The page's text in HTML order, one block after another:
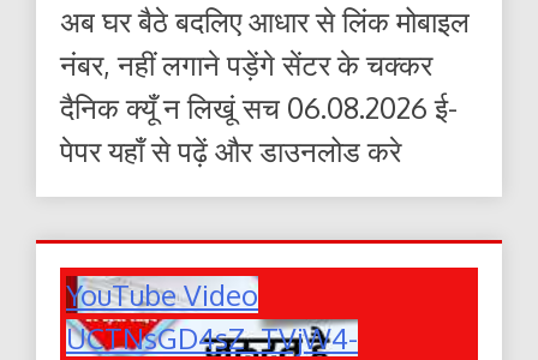
अब घर बैठे बदलिए आधार से लिंक मोबाइल
नंबर, नहीं लगाने पड़ेंगे सेंटर के चक्कर
दैनिक क्यूँ न लिखूं सच 06.08.2026 ई-
पेपर यहाँ से पढ़ें और डाउनलोड करे
YouTube Video
UCTNsGD4sZ_TVjW4-